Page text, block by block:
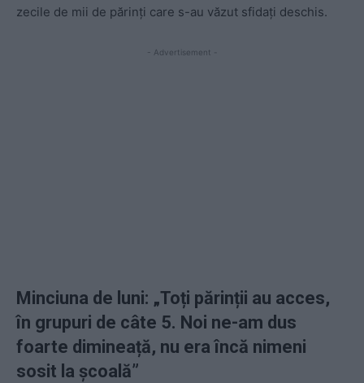
zecile de mii de părinți care s-au văzut sfidați deschis.
- Advertisement -
Minciuna de luni: „Toți părinții au acces,
în grupuri de câte 5. Noi ne-am dus
foarte dimineață, nu era încă nimeni
sosit la școală”